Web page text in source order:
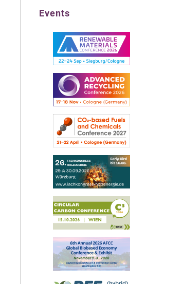
Events